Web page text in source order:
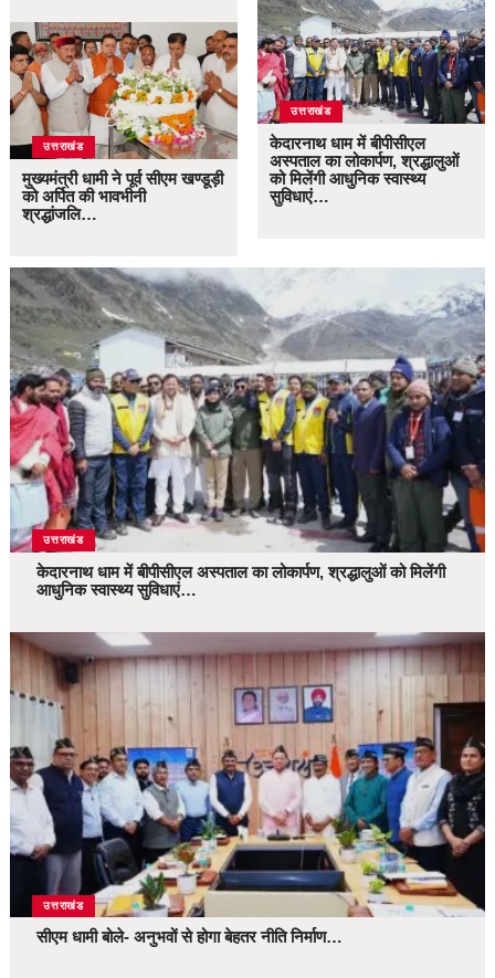
उत्तराखंड
मुख्यमंत्री धामी ने पूर्व सीएम खण्डूड़ी
को अर्पित की भावभीनी
श्रद्धांजलि…
उत्तराखंड
केदारनाथ धाम में बीपीसीएल
अस्पताल का लोकार्पण, श्रद्धालुओं
को मिलेंगी आधुनिक स्वास्थ्य
सुविधाएं…
उत्तराखंड
केदारनाथ धाम में बीपीसीएल अस्पताल का लोकार्पण, श्रद्धालुओं को मिलेंगी
आधुनिक स्वास्थ्य सुविधाएं…
उत्तराखंड
सीएम धामी बोले- अनुभवों से होगा बेहतर नीति निर्माण…